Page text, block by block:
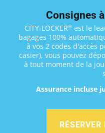
Consignes
CITY-LOCKER®est le
bagages 100%
à vos 2 codes d'accès
casier), vous pouvez
à tout moment de la
Assurance incluse